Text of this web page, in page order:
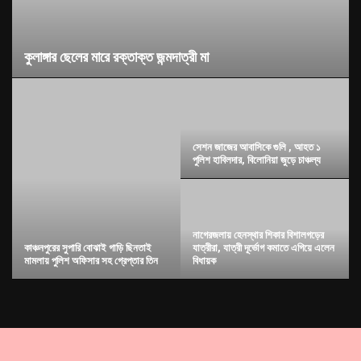
কুলাঙ্গার ছেলের মারে রক্তাক্ত জন্মদাত্রী মা
কাঞ্চনপুরের সুপারি বোঝাই গাড়ি ছিনতাই
মামলায় পুলিশ অফিসার সহ গ্রেপ্তার তিন
সেশন জাজের আবাসিকে গুলি , আহত ১
পুলিশ হাবিলদার, বিলোনিয়া জুড়ে চাঞ্চল্য
নাগেরজলায় হেনস্থার শিকার বিশালগড়ের
যাত্রীরা, যাত্রী দূর্ভোগ কমাতে এগিয়ে এলেন
বিধায়ক